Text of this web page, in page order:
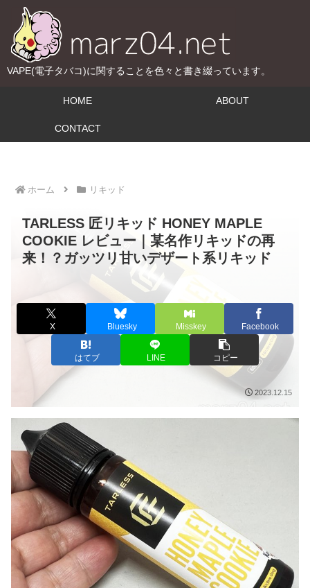
VAPE(電子タバコ)に関することを色々と書き綴っています。
HOME ABOUT
CONTACT
ホーム リキッド
TARLESS 匠リキッド HONEY MAPLE
COOKIE レビュー｜某名作リキッドの再
来！？ガッツリ甘いデザート系リキッド
X Bluesky Misskey Facebook
はてブ LINE コピー
2023.12.15